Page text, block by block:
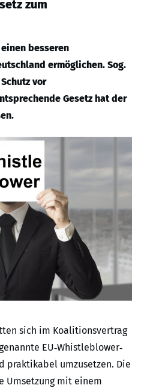
zum
besseren
ermöglichen. Sog.
vor
Gesetz hat der
sich im Koalitionsvertrag
EU‐Whistleblower‐
praktikabel umzusetzen. Die
Umsetzung mit einem